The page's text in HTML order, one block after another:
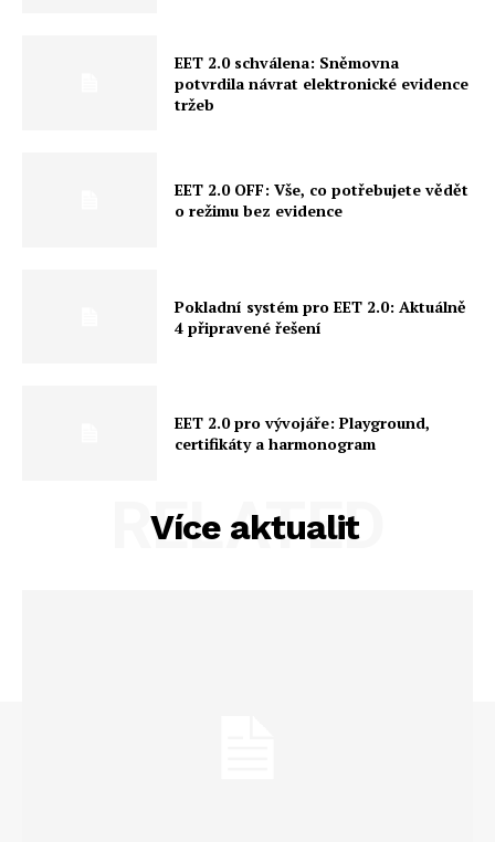
EET 2.0 schválena: Sněmovna
potvrdila návrat elektronické evidence
tržeb
EET 2.0 OFF: Vše, co potřebujete vědět
o režimu bez evidence
Pokladní systém pro EET 2.0: Aktuálně
4 připravené řešení
EET 2.0 pro vývojáře: Playground,
certifikáty a harmonogram
Více aktualit
RELATED